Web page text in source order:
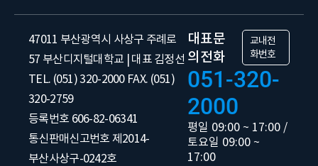
47011 부산광역시 사상구 주례로
57 부산디지털대학교 | 대표 김정선
TEL. (051) 320-2000 FAX. (051)
320-2759
등록번호 606-82-06341
통신판매신고번호 제2014-
부산사상구-0242호
대표문
의전화
교내전
화번호
051-320-
2000
평일 09:00 ~ 17:00 /
토요일 09:00 ~
17:00